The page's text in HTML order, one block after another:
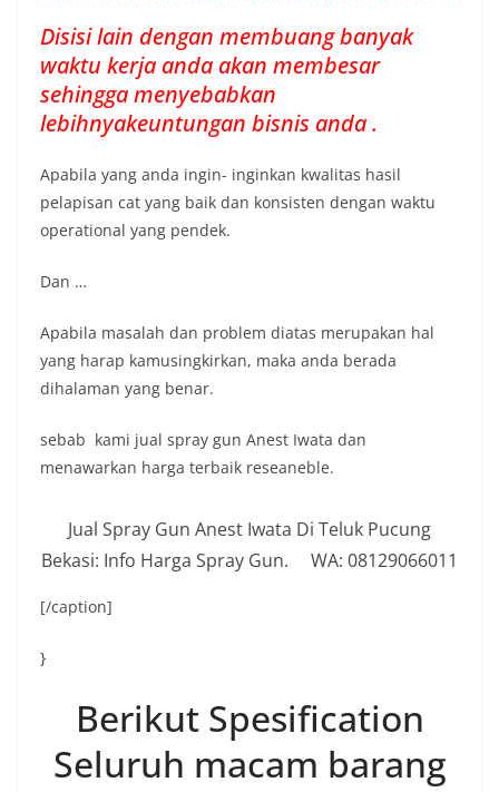
Disisi lain dengan membuang banyak
waktu kerja anda akan membesar
sehingga menyebabkan
lebihnyakeuntungan bisnis anda .
Apabila yang anda ingin- inginkan kwalitas hasil
pelapisan cat yang baik dan konsisten dengan waktu
operational yang pendek.
Dan …
Apabila masalah dan problem diatas merupakan hal
yang harap kamusingkirkan, maka anda berada
dihalaman yang benar.
sebab kami jual spray gun Anest Iwata dan
menawarkan harga terbaik reseaneble.
Jual Spray Gun Anest Iwata Di Teluk Pucung
Bekasi: Info Harga Spray Gun. WA: 08129066011
[/caption]
}
Berikut Spesification
Seluruh macam barang